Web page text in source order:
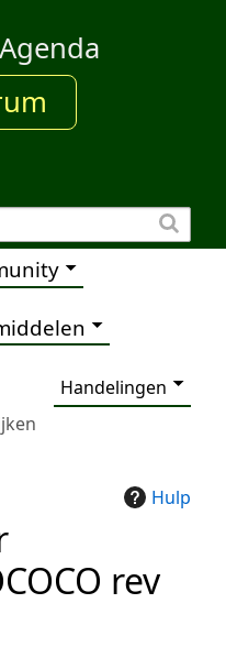
Agenda
Handelingen
Hulp
rev